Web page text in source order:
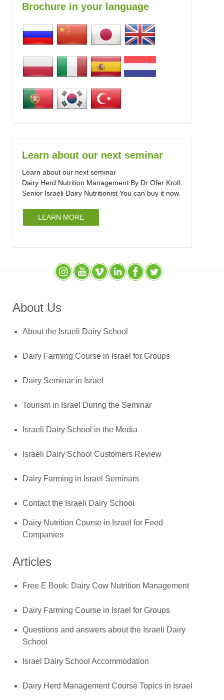
Brochure in your language
Learn about our next seminar
Learn about our next seminar
Dairy Herd Nutrition Management By Dr Ofer Kroll,
Senior Israeli Dairy Nutritionist You can buy it now.
LEARN MORE
InstagramYouTubeSlideShare
LinkedInFacebookX (Twitter)
About Us
About the Israeli Dairy School
Dairy Farming Course in Israel for Groups
Dairy Seminar in Israel
Tourism in Israel During the Seminar
Israeli Dairy School in the Media
Israeli Dairy School Customers Review
Dairy Farming in Israel Seminars
Contact the Israeli Dairy School
Dairy Nutrition Course in Israel for Feed
Companies
Articles
Free E Book: Dairy Cow Nutrition Management
Dairy Farming Course in Israel for Groups
Questions and answers about the Israeli Dairy
School
Israel Dairy School Accommodation
Dairy Herd Management Course Topics in Israel